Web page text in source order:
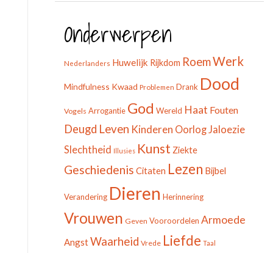
Onderwerpen
Nederlanders Huwelijk Rijkdom RoemWerk
Mindfulness Kwaad Problemen Drank Dood
Vogels Arrogantie God Wereld Haat Fouten
Deugd Leven Kinderen OorlogJaloezie
Slechtheid Illusies Kunst Ziekte
Geschiedenis Citaten Lezen Bijbel
Verandering Dieren Herinnering
Vrouwen Geven Vooroordelen Armoede
AngstWaarheid Vrede Liefde Taal